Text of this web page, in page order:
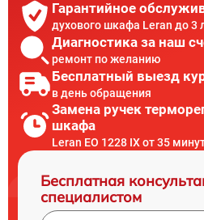
Гарантийное
духового шкафа Leran до 3
Диагностика за наш
ремонт по желанию
Бесплатный выезд
в день обращения
Замена ручек
шкафа
Leran EO 1228 IX от 35
Бесплатная
специалистом